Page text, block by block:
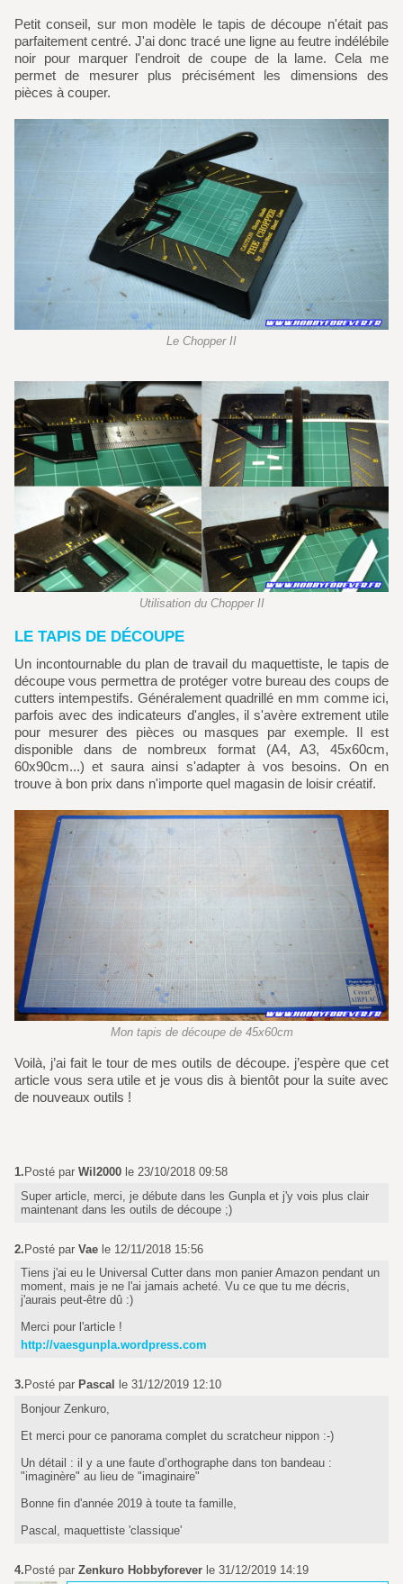
Petit conseil, sur mon modèle le tapis de découpe n'était pas
parfaitement centré. J'ai donc tracé une ligne au feutre indélébile
noir pour marquer l'endroit de coupe de la lame. Cela me
permet de mesurer plus précisément les dimensions des
pièces à couper.
Le Chopper II
Utilisation du Chopper II
LE TAPIS DE DÉCOUPE
Un incontournable du plan de travail du maquettiste, le tapis de
découpe vous permettra de protéger votre bureau des coups de
cutters intempestifs. Généralement quadrillé en mm comme ici,
parfois avec des indicateurs d'angles, il s'avère extrement utile
pour mesurer des pièces ou masques par exemple. Il est
disponible dans de nombreux format (A4, A3, 45x60cm,
60x90cm...) et saura ainsi s'adapter à vos besoins. On en
trouve à bon prix dans n'importe quel magasin de loisir créatif.
Mon tapis de découpe de 45x60cm
Voilà, j’ai fait le tour de mes outils de découpe. j’espère que cet
article vous sera utile et je vous dis à bientôt pour la suite avec
de nouveaux outils !
1. Posté par Wil2000 le 23/10/2018 09:58
Super article, merci, je débute dans les Gunpla et j'y vois plus clair
maintenant dans les outils de découpe ;)
2.Posté par Vae le 12/11/2018 15:56
Tiens j'ai eu le Universal Cutter dans mon panier Amazon pendant un
moment, mais je ne l'ai jamais acheté. Vu ce que tu me décris,
j'aurais peut-être dû :)
Merci pour l'article !
http://vaesgunpla.wordpress.com
3. Posté par Pascal
le 31/12/2019 12:10
Bonjour Zenkuro,
Et merci pour ce panorama complet du scratcheur nippon :-)
Un détail : il y a une faute d’orthographe dans ton bandeau :
"imaginère" au lieu de "imaginaire"
Bonne fin d'année 2019 à toute ta famille,
Pascal, maquettiste 'classique'
4.Posté par Zenkuro Hobbyforever le 31/12/2019 14:19